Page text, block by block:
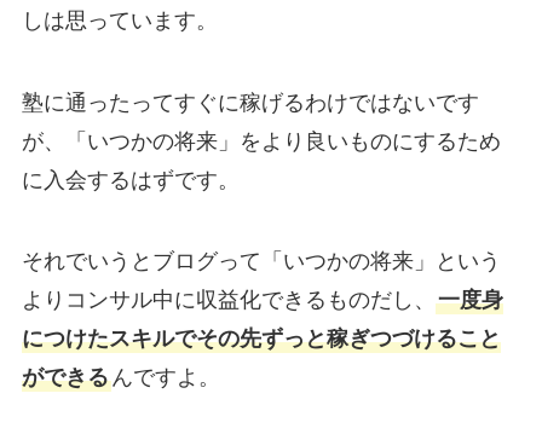
しは思っています。
塾に通ったってすぐに稼げるわけではないです
が、「いつかの将来」をより良いものにするため
に入会するはずです。
それでいうとブログって「いつかの将来」という
よりコンサル中に収益化できるものだし、 一度身
につけたスキルでその先ずっと稼ぎつづけること
ができるんですよ。